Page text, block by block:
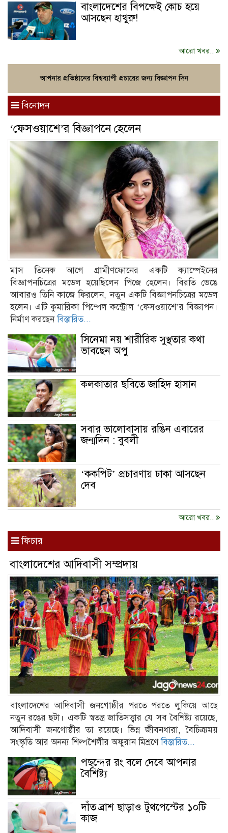
বাংলাদেশের বিপক্ষেই কোচ হয়ে
আসছেন হাথুরু!
আরো খবর..
বিনোদন
‘ফেসওয়াশে’র বিজ্ঞাপনে হেলেন
মাস তিনেক আগে গ্রামীণফোনের একটি ক্যাম্পেইনের
বিজ্ঞাপনচিত্রের মডেল হয়েছিলেন পিজে হেলেন। বিরতি ভেঙে
আবারও তিনি কাজে ফিরলেন, নতুন একটি বিজ্ঞাপনচিত্রের মডেল
হলেন। এটি কুমারিকা পিম্পেল কন্ট্রোল ‘ফেসওয়াশে’র বিজ্ঞাপন।
নির্মাণ করছেনবিস্তারিত...
সিনেমা নয় শারীরিক সুস্থতার কথা
ভাবছেন অপু
কলকাতার ছবিতে জাহিদ হাসান
সবার ভালোবাসায় রঙিন এবারের
জন্মদিন : বুবলী
‘ককপিট’ প্রচারণায় ঢাকা আসছেন
দেব
আরো খবর..
ফিচার
বাংলাদেশের আদিবাসী সম্প্রদায়
বাংলাদেশের আদিবাসী জনগোষ্ঠীর পরতে পরতে লুকিয়ে আছে
নতুন রঙের ছটা। একটি স্বতন্ত্র জাতিসত্ত্বার যে সব বৈশিষ্ট্য রয়েছে,
আদিবাসী জনগোষ্ঠীর তা রয়েছে। ভিন্ন জীবনধারা, বৈচিত্র্যময়
সংস্কৃতি আর অনন্য শিল্পশৈলীর অফুরান মিশ্রণেবিস্তারিত...
পছন্দের রং বলে দেবে আপনার
বৈশিষ্ট্য
দাঁত ব্রাশ ছাড়াও টুথপেস্টের ১০টি
কাজ